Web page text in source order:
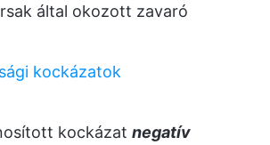
által okozott zavaró
kockázatok
kockázat negatív